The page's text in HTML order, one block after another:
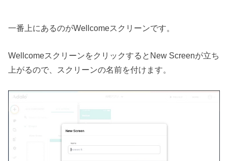
一番上にあるのがWellcomeスクリーンです。
WellcomeスクリーンをクリックするとNew Screenが立ち
上がるので、スクリーンの名前を付けます。